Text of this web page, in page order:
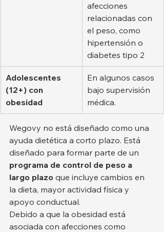
afecciones
relacionadas con
el peso, como
hipertensión o
diabetes tipo 2
Adolescentes
(12+) con
obesidad
En algunos casos
bajo supervisión
médica.
Wegovy no está diseñado como una
ayuda dietética a corto plazo. Está
diseñado para formar parte de un
programa de control de peso a
largo plazo que incluye cambios en
la dieta, mayor actividad física y
apoyo conductual.
Debido a que la obesidad está
asociada con afecciones como